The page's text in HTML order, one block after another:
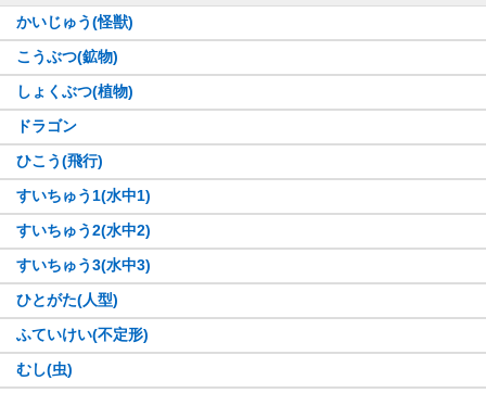
かいじゅう(怪獣)
こうぶつ(鉱物)
しょくぶつ(植物)
ドラゴン
ひこう(飛行)
すいちゅう1(水中1)
すいちゅう2(水中2)
すいちゅう3(水中3)
ひとがた(人型)
ふていけい(不定形)
むし(虫)